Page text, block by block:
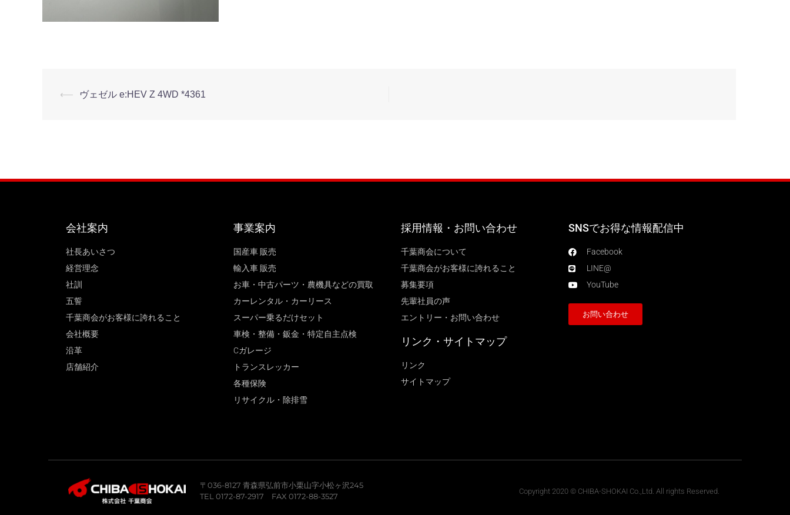
⟵ ヴェゼル e:HEV Z 4WD *4361
会社案内
社長あいさつ
経営理念
社訓
五誓
千葉商会がお客様に誇れること
会社概要
沿革
店舗紹介
事業案内
国産車 販売
輸入車 販売
お車・中古パーツ・農機具などの買取
カーレンタル・カーリース
スーパー乗るだけセット
車検・整備・鈑金・特定自主点検
Cガレージ
トランスレッカー
各種保険
リサイクル・除排雪
採用情報・お問い合わせ
千葉商会について
千葉商会がお客様に誇れること​
募集要項
先輩社員の声
エントリー・お問い合わせ
リンク・サイトマップ
リンク
サイトマップ
SNSでお得な情報配信中
Facebook
LINE@
YouTube
お問い合わせ
〒036-8127 青森県弘前市小栗山字小松ヶ沢245
TEL 0172-87-2917 FAX 0172-88-3527
Copyright 2020 © CHIBA-SHOKAI Co.,Ltd. All rights Reserved.